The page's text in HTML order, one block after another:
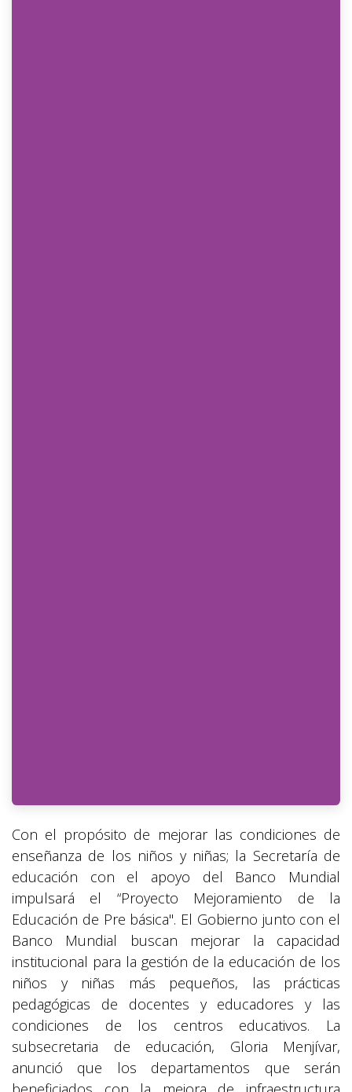
Con el propósito de mejorar las condiciones de
enseñanza de los niños y niñas; la Secretaría de
educación con el apoyo del Banco Mundial
impulsará el “Proyecto Mejoramiento de la
Educación de Pre básica". El Gobierno junto con el
Banco Mundial buscan mejorar la capacidad
institucional para la gestión de la educación de los
niños y niñas más pequeños, las prácticas
pedagógicas de docentes y educadores y las
condiciones de los centros educativos. La
subsecretaria de educación, Gloria Menjívar,
anunció que los departamentos que serán